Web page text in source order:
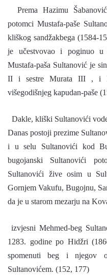
Prema Hazimu
potomci Mustafa-paše
kliškog sandžakbega (1584-
je učestvovao i poginuo
Mustafa-paša Sultanović je
II i sestre Murata III , i
višegodišnjeg kapudan-paše
Dakle, kliški Sultanovići
Danas postoji prezime
i u selu Sultanovići kod
bugojanski Sultanovići
Sultanovići žive osim u
Gornjem Vakufu, Bugojnu,
da je u starom mezarju na
izvjesni Mehmed-beg
1283. godine po Hidžri
spomenuti beg i njegov
Sultanovićem. (152, 177)